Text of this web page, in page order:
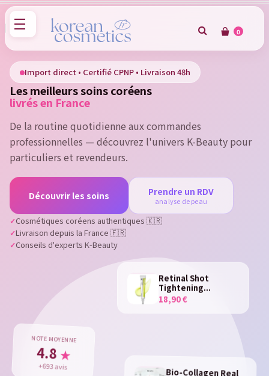
0
Import direct • Certifié CPNP • Livraison 48h
Les meilleurs soins coréens
livrés en France
De la routine quotidienne aux commandes
professionnelles — découvrez l'univers K-Beauty pour
particuliers et revendeurs.
Découvrir les soins Prendre un RDV
analyse de peau
Cosmétiques coréens authentiques 🇰🇷
Livraison depuis la France 🇫🇷
Conseils d'experts K-Beauty
Retinal Shot
Tightening...
18,90 €
NOTE MOYENNE
4.8★
+693 avis
Sign in
You need to be logged in to save products in your wish
list.
Cancel